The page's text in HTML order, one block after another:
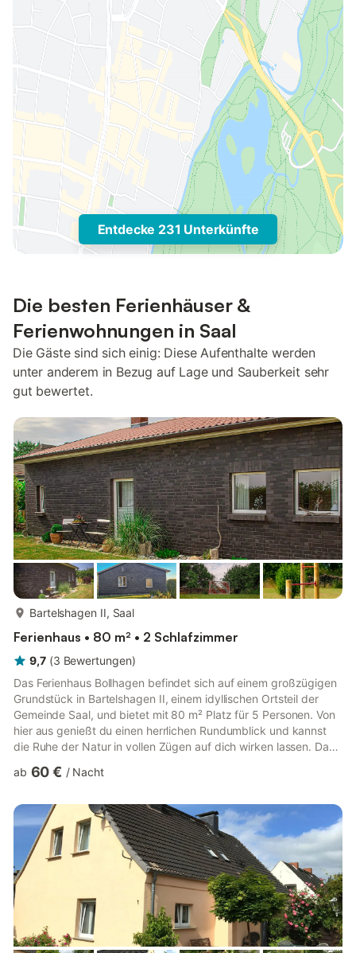
Entdecke 231 Unterkünfte
Die besten Ferienhäuser &
Ferienwohnungen in Saal
Die Gäste sind sich einig: Diese Aufenthalte werden
unter anderem in Bezug auf Lage und Sauberkeit sehr
gut bewertet.
Bartelshagen II, Saal
Ferienhaus • 80 m² • 2 Schlafzimmer
9,7 (3 Bewertungen)
Das Ferienhaus Bollhagen befindet sich auf einem großzügigen
Grundstück in Bartelshagen II, einem idyllischen Ortsteil der
Gemeinde Saal, und bietet mit 80 m² Platz für 5 Personen. Von
hier aus genießt du einen herrlichen Rundumblick und kannst
die Ruhe der Natur in vollen Zügen auf dich wirken lassen. Das
und einem warmen Dielenfußboden, der für eine einladende
offener Küche ist das Herzstück des Hauses. Besonders
charmant: Eines der beiden Schlafzimmer, ausgestattet mit
einem ...
ab 60 € / Nacht